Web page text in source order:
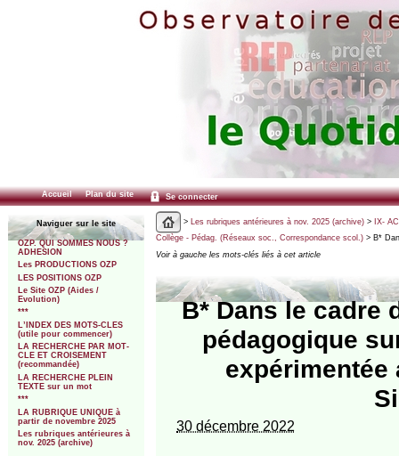
Accueil Plan du site Se connecter
Naviguer sur le site
OZP. QUI SOMMES NOUS ?
ADHESION
Les PRODUCTIONS OZP
LES POSITIONS OZP
Le Site OZP (Aides /
Evolution)
***
L’INDEX DES MOTS-CLES
(utile pour commencer)
LA RECHERCHE PAR MOT-
CLE ET CROISEMENT
(recommandée)
LA RECHERCHE PLEIN
TEXTE sur un mot
***
LA RUBRIQUE UNIQUE à
partir de novembre 2025
Les rubriques antérieures à
nov. 2025 (archive)
> Les rubriques antérieures à nov. 2025 (archive)> IX-
Collège - Pédag. (Réseaux soc., Correspondance scol.)> B*
Voir à gauche les mots-clés liés à cet article
B* Dans le cadre
pédagogique
expérimentée
30 décembre 2022